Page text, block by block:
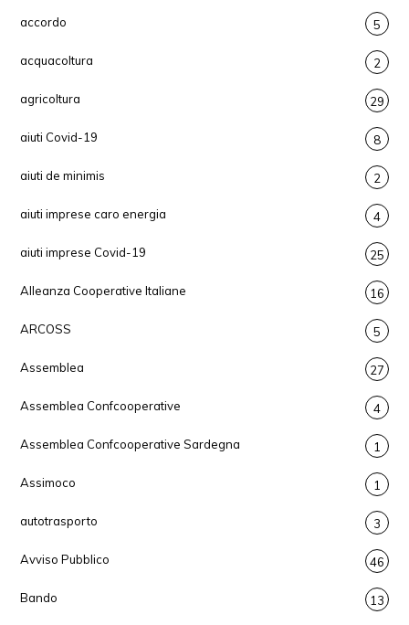
accordo 5
acquacoltura 2
agricoltura 29
aiuti Covid-19 8
aiuti de minimis 2
aiuti imprese caro energia 4
aiuti imprese Covid-19 25
Alleanza Cooperative Italiane 16
ARCOSS 5
Assemblea 27
Assemblea Confcooperative 4
Assemblea Confcooperative Sardegna 1
Assimoco 1
autotrasporto 3
Avviso Pubblico 46
Bando 13